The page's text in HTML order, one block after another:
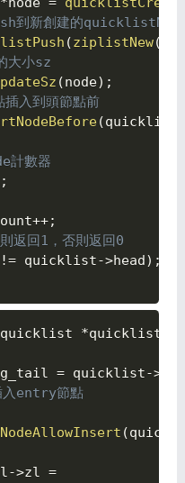
到新創建的
(ziplistNew(
小sz
(node) ;
入到頭節點前
(quicklist
數器
;
++;
返回1，否則返回0
!= quicklist->head) ;
quicklist *quicklist
= quicklist->
entry節點
(
->zl =